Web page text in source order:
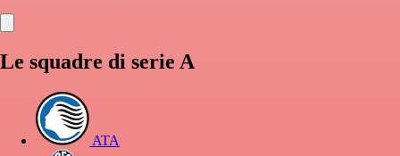
Le squadre di serie A
ATA